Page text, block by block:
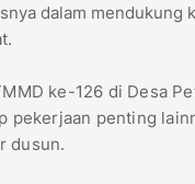
dalam mendukung
ke-126 di Desa
pekerjaan penting
dusun.